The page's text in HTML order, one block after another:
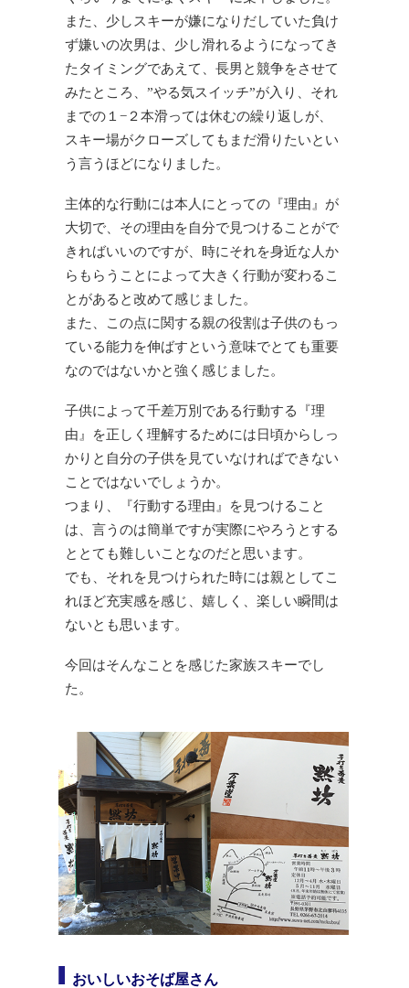
また、少しスキーが嫌になりだしていた負け
ず嫌いの次男は、少し滑れるようになってき
たタイミングであえて、長男と競争をさせて
みたところ、”やる気スイッチ”が入り、それ
までの１−２本滑っては休むの繰り返しが、
スキー場がクローズしてもまだ滑りたいとい
う言うほどになりました。
主体的な行動には本人にとっての『理由』が
大切で、その理由を自分で見つけることがで
きればいいのですが、時にそれを身近な人か
らもらうことによって大きく行動が変わるこ
とがあると改めて感じました。
また、この点に関する親の役割は子供のもっ
ている能力を伸ばすという意味でとても重要
なのではないかと強く感じました。
子供によって千差万別である行動する『理
由』を正しく理解するためには日頃からしっ
かりと自分の子供を見ていなければできない
ことではないでしょうか。
つまり、『行動する理由』を見つけること
は、言うのは簡単ですが実際にやろうとする
ととても難しいことなのだと思います。
でも、それを見つけられた時には親としてこ
れほど充実感を感じ、嬉しく、楽しい瞬間は
ないとも思います。
今回はそんなことを感じた家族スキーでし
た。
おいしいおそば屋さん